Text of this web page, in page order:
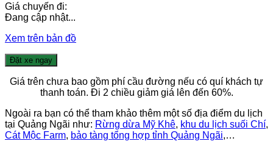
Giá chuyến đi:
Đang cập nhật...
Xem trên bản đồ
Đặt xe ngay
Giá trên chưa bao gồm phí cầu đường nếu có quí khách tự
thanh toán. Đi 2 chiều giảm giá lên đến 60%.
Ngoài ra bạn có thể tham khảo thêm một số địa điểm du lịch
tại Quảng Ngãi như: Rừng dừa Mỹ Khê, khu du lịch suối Chí,
Cát Mộc Farm, bảo tàng tổng hợp tỉnh Quảng Ngãi,…